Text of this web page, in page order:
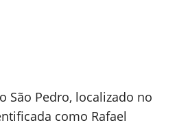
São Pedro, localizado no
como Rafael